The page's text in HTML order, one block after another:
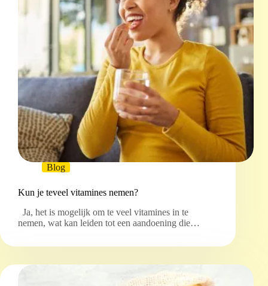
Blog
Kun je teveel vitamines nemen?
Ja, het is mogelijk om te veel vitamines in te
nemen, wat kan leiden tot een aandoening die…